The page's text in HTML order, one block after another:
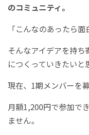
のコミュニティ。
「こんなのあったら面
そんなアイデアを持
につくっていきたいと
現在、1期メンバーを
月額1,200円で参加で
ません。